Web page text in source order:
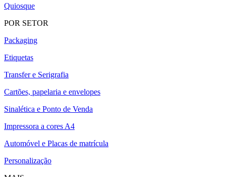
Quiosque
POR SETOR
Packaging
Etiquetas
Transfer e Serigrafia
Cartões, papelaria e envelopes
Sinalética e Ponto de Venda
Impressora a cores A4
Automóvel e Placas de matrícula
Personalização